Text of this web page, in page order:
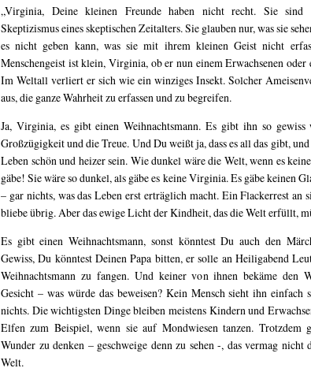
„Virginia, Deine kleinen Freunde haben nicht recht. Sie sind
Skeptizismus eines skeptischen Zeitalters. Sie glauben nur, was sie
es nicht geben kann, was sie mit ihrem kleinen Geist nicht
Menschengeist ist klein, Virginia, ob er nun einem Erwachsenen
Im Weltall verliert er sich wie ein winziges Insekt. Solcher
aus, die ganze Wahrheit zu erfassen und zu begreifen.
Ja, Virginia, es gibt einen Weihnachtsmann. Es gibt ihn so
Großzügigkeit und die Treue. Und Du weißt ja, dass es all das gibt,
Leben schön und heizer sein. Wie dunkel wäre die Welt, wenn es
gäbe! Sie wäre so dunkel, als gäbe es keine Virginia. Es gäbe keinen
– gar nichts, was das Leben erst erträglich macht. Ein Flackerrest an
bliebe übrig. Aber das ewige Licht der Kindheit, das die Welt erfüllt,
Es gibt einen Weihnachtsmann, sonst könntest Du auch den
Gewiss, Du könntest Deinen Papa bitten, er solle an Heiligabend
Weihnachtsmann zu fangen. Und keiner von ihnen bekäme den
Gesicht – was würde das beweisen? Kein Mensch sieht ihn einfach
nichts. Die wichtigsten Dinge bleiben meistens Kindern und
Elfen zum Beispiel, wenn sie auf Mondwiesen tanzen.
Wunder zu denken – geschweige denn zu sehen -, das vermag
Welt.